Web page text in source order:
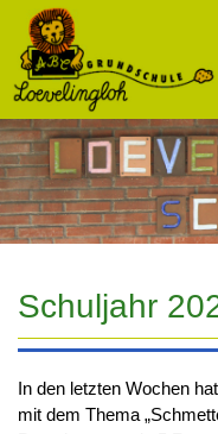
Schuljahr
In den letzten Wochen
mit dem Thema